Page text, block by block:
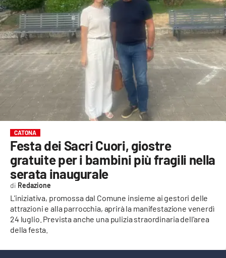
CULTURA
ECONOMIA E LAVORO
EVENTI
SPORT
LAC TV
LAC NETWORK
LAC ONAIR
LaC
Network
LACPLAY.IT
LACTV.IT
CATONA
Festa dei Sacri Cuori, giostre
gratuite per i bambini più fragili nella
serata inaugurale
L'iniziativa, promossa dal Comune insieme ai gestori delle
attrazioni e alla parrocchia, aprirà la manifestazione venerdì
24 luglio. Prevista anche una pulizia straordinaria dell'area
della festa.
Redazione